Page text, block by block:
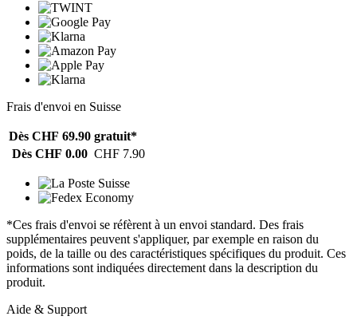
Frais d'envoi en Suisse
Dès CHF 69.90 gratuit*
Dès CHF 0.00 CHF 7.90
*Ces frais d'envoi se réfèrent à un envoi standard. Des frais
supplémentaires peuvent s'appliquer, par exemple en raison du
poids, de la taille ou des caractéristiques spécifiques du produit. Ces
informations sont indiquées directement dans la description du
produit.
Aide & Support